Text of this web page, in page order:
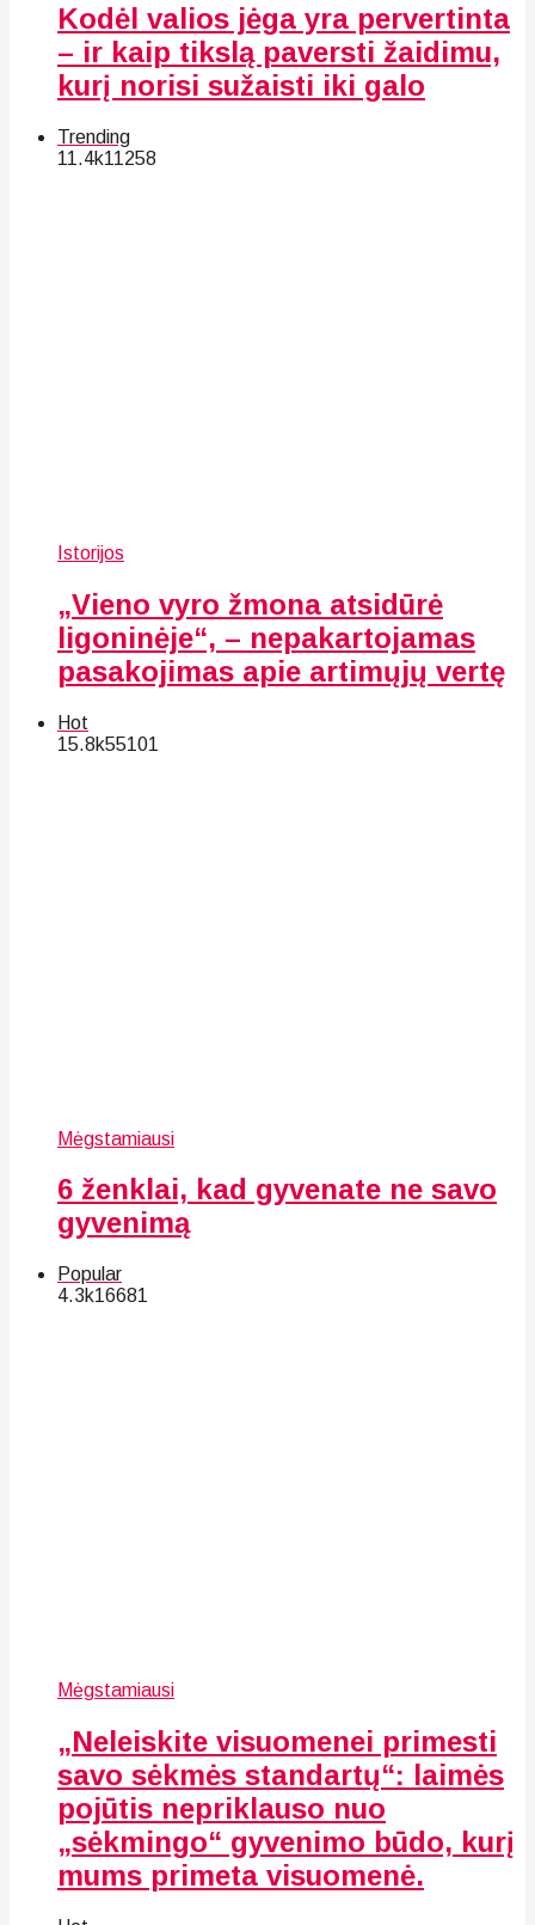
Kodėl valios jėga yra pervertinta
– ir kaip tikslą paversti žaidimu,
kurį norisi sužaisti iki galo
Trending
11.4k11258
Istorijos
„Vieno vyro žmona atsidūrė
ligoninėje“, – nepakartojamas
pasakojimas apie artimųjų vertę
Hot
15.8k55101
Mėgstamiausi
6 ženklai, kad gyvenate ne savo
gyvenimą
Popular
4.3k16681
Mėgstamiausi
„Neleiskite visuomenei primesti
savo sėkmės standartų“: laimės
pojūtis nepriklauso nuo
„sėkmingo“ gyvenimo būdo, kurį
mums primeta visuomenė.